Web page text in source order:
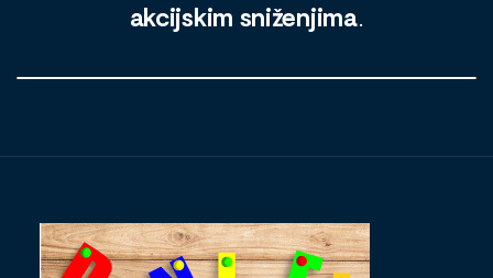
akcijskim sniženjima.